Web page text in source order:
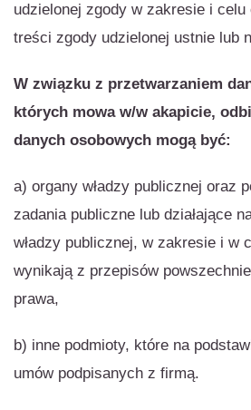
udzielonej zgody w zakresie i
treści zgody udzielonej ustnie lub
W związku z przetwarzaniem
których mowa w/w akapicie,
danych osobowych mogą być:
a) organy władzy publicznej oraz
zadania publiczne lub działające
władzy publicznej, w zakresie i w
wynikają z przepisów
prawa,
b) inne podmioty, które na
umów podpisanych z firmą.